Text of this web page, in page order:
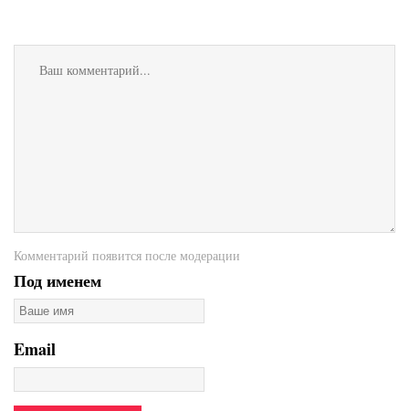
Комментарий появится после модерации
Под именем
Email